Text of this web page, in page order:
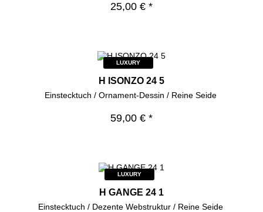
25,00 € *
LUXURY
H ISONZO 24 5
Einstecktuch / Ornament-Dessin / Reine Seide
59,00 € *
LUXURY
H GANGE 24 1
Einstecktuch / Dezente Webstruktur / Reine Seide